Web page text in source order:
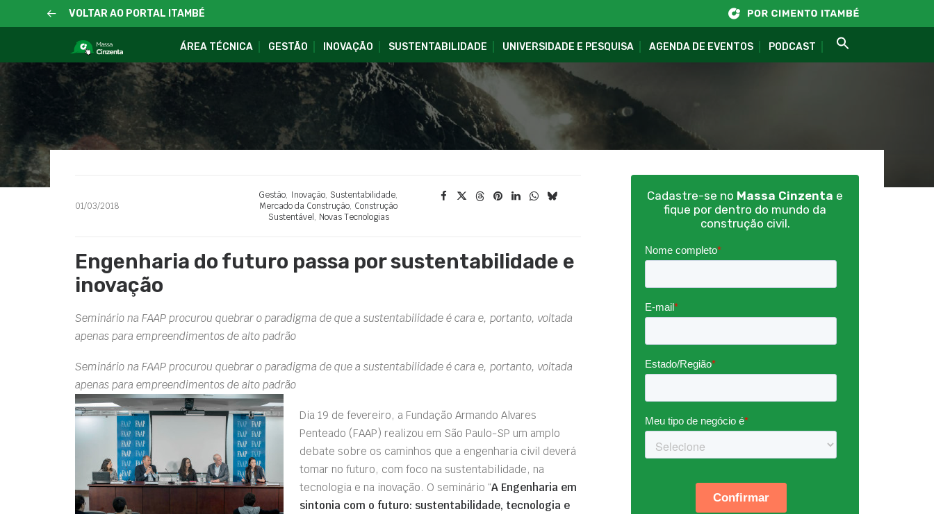
VOLTAR AO PORTAL ITAMBÉ
ÁREA TÉCNICA GESTÃO INOVAÇÃO SUSTENTABILIDADE UNIVERSIDADE E PESQUISA AGENDA DE EVENTOS PODCAST
01/03/2018
Gestão, Inovação, Sustentabilidade,
Mercado da Construção, Construção
Sustentável , Novas Tecnologias
Engenharia do futuro passa por sustentabilidade e
inovação
Seminário na FAAP procurou quebrar o paradigma de que a sustentabilidade é cara e, portanto, voltada
apenas para empreendimentos de alto padrão
Seminário na FAAP procurou quebrar o paradigma de que a sustentabilidade é cara e, portanto, voltada
apenas para empreendimentos de alto padrão
Dia 19 de fevereiro, a Fundação Armando Alvares
Penteado (FAAP) realizou em São Paulo-SP um amplo
debate sobre os caminhos que a engenharia civil deverá
tomar no futuro, com foco na sustentabilidade, na
tecnologia e na inovação. O seminário “A Engenharia em
sintonia com o futuro: sustentabilidade, tecnologia e
Cadastre-se no Massa Cinzenta e
fique por dentro do mundo da
construção civil.